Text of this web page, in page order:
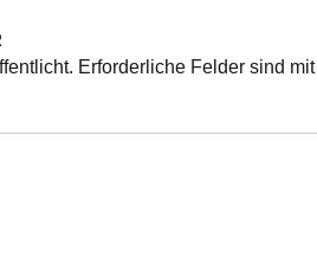
Erforderliche Felder sind mit